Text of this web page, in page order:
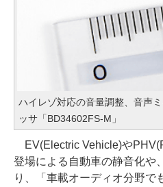
ハイレゾ対応の音量調整、音声
ッサ「BD34602FS-M」
EV(Electric Vehicle)や
登場による自動車の静音化や
り、「車載オーディオ分野で